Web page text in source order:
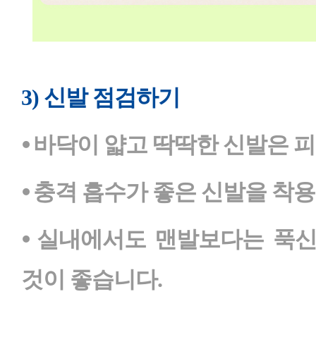
3) 신발 점검하기
⦁ 바닥이 얇고 딱딱한 신발은
⦁ 충격 흡수가 좋은 신발을 착
⦁ 실내에서도 맨발보다는 푹
것이 좋습니다.